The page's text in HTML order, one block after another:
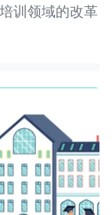
训领域的改革